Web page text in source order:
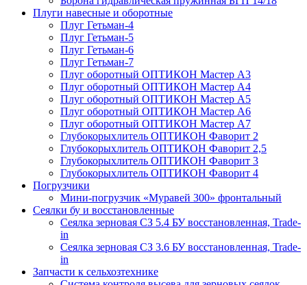
Плуги навесные и оборотные
Плуг Гетьман-4
Плуг Гетьман-5
Плуг Гетьман-6
Плуг Гетьман-7
Плуг оборотный ОПТИКОН Мастер А3
Плуг оборотный ОПТИКОН Мастер А4
Плуг оборотный ОПТИКОН Мастер А5
Плуг оборотный ОПТИКОН Мастер А6
Плуг оборотный ОПТИКОН Мастер А7
Глубокорыхлитель ОПТИКОН Фаворит 2
Глубокорыхлитель ОПТИКОН Фаворит 2,5
Глубокорыхлитель ОПТИКОН Фаворит 3
Глубокорыхлитель ОПТИКОН Фаворит 4
Погрузчики
Мини-погрузчик «Муравей 300» фронтальный
Сеялки бу и восстановленные
Сеялка зерновая СЗ 5.4 БУ восстановленная, Trade-
in
Сеялка зерновая СЗ 3.6 БУ восстановленная, Trade-
in
Запчасти к сельхозтехнике